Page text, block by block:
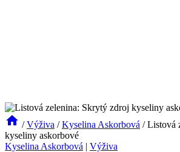
/ Výživa / Kyselina Askorbová / Listová
kyseliny askorbové
Kyselina Askorbová | Výživa